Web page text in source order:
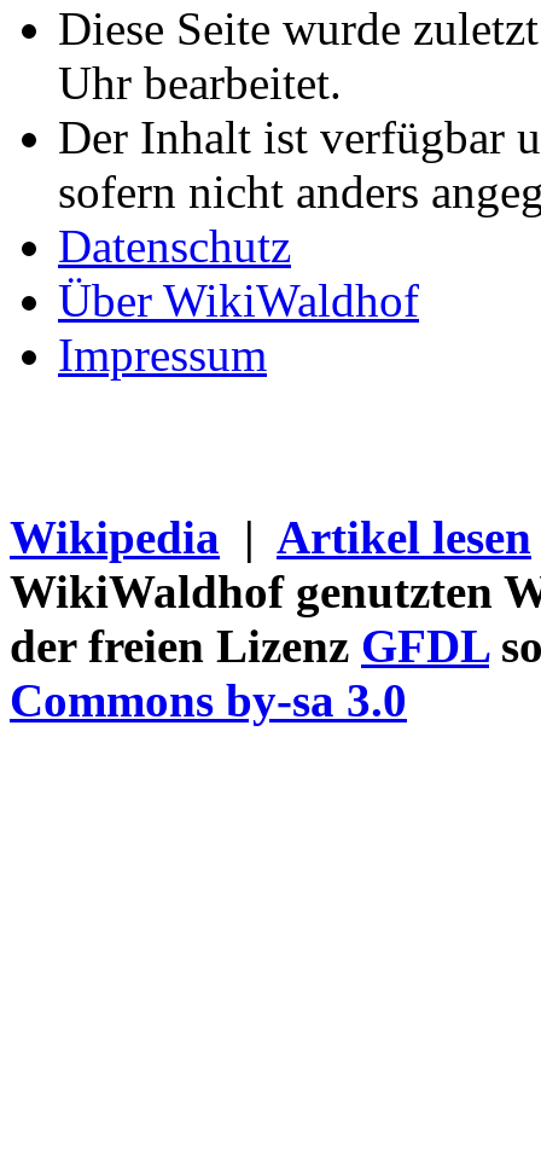
Diese Seite wurde
Uhr bearbeitet.
Der Inhalt ist verfügbar
sofern nicht anders
Datenschutz
Über WikiWaldhof
Impressum
Wikipedia | Artikel lesen
WikiWaldhof genutzten
der freien Lizenz GFDL
Commons by-sa 3.0